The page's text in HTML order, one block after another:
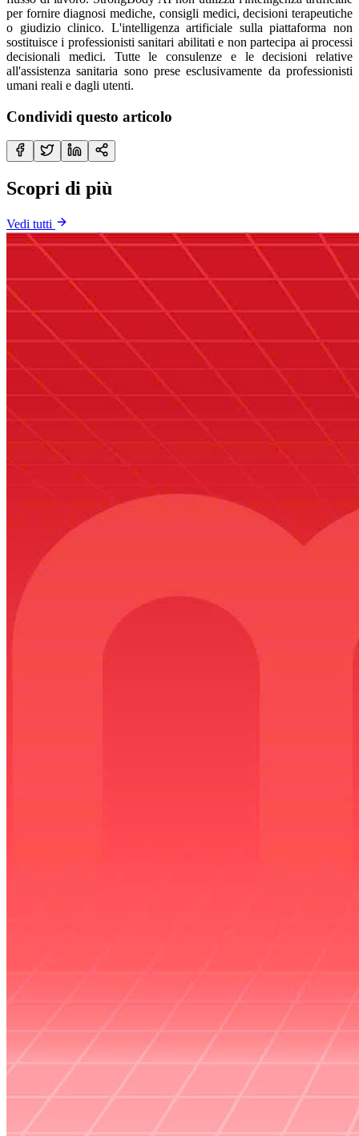
per fornire diagnosi mediche, consigli medici, decisioni terapeutiche
o giudizio clinico. L'intelligenza artificiale sulla piattaforma non
sostituisce i professionisti sanitari abilitati e non partecipa ai processi
decisionali medici. Tutte le consulenze e le decisioni relative
all'assistenza sanitaria sono prese esclusivamente da professionisti
umani reali e dagli utenti.
Condividi questo articolo
Scopri di più
Vedi tutti